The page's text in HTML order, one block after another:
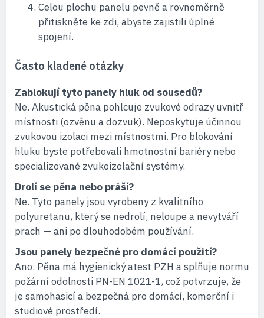
Celou plochu panelu pevně a rovnoměrně
přitiskněte ke zdi, abyste zajistili úplné
spojení.
Často kladené otázky
Zablokují tyto panely hluk od sousedů?
Ne. Akustická pěna pohlcuje zvukové odrazy uvnitř
místnosti (ozvěnu a dozvuk). Neposkytuje účinnou
zvukovou izolaci mezi místnostmi. Pro blokování
hluku byste potřebovali hmotnostní bariéry nebo
specializované zvukoizolační systémy.
Drolí se pěna nebo práší?
Ne. Tyto panely jsou vyrobeny z kvalitního
polyuretanu, který se nedrolí, neloupe a nevytváří
prach — ani po dlouhodobém používání.
Jsou panely bezpečné pro domácí použití?
Ano. Pěna má hygienický atest PZH a splňuje normu
požární odolnosti PN-EN 1021-1, což potvrzuje, že
je samohasicí a bezpečná pro domácí, komerční i
studiové prostředí.